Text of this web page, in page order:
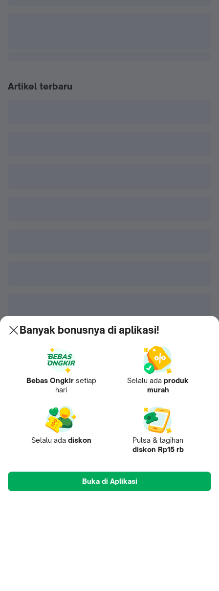
Artikel terbaru
Banyak bonusnya di aplikasi!
Bebas Ongkir setiap
hari
Selalu ada produk
murah
Selalu ada diskon
Pulsa & tagihan
diskon Rp15 rb
Buka di Aplikasi